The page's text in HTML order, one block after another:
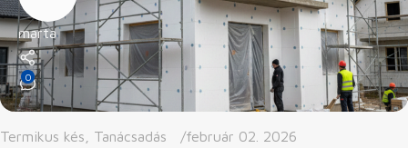
marta
0
Termikus kés Tanácsadás február 02. 2026